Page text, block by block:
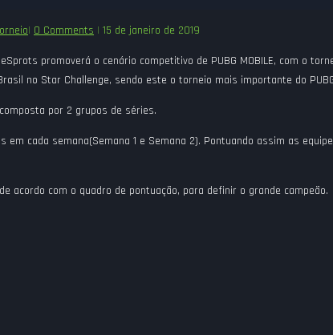
| 0 Comments | 15 de janeiro de 2019
promoverá o cenário competitivo de PUBG MOBILE, com o
no Star Challenge, sendo este o torneio mais importante do PUBG
por 2 grupos de séries.
cada semana(Semana 1 e Semana 2). Pontuando assim as
acordo com o quadro de pontuação, para definir o grande campeão.